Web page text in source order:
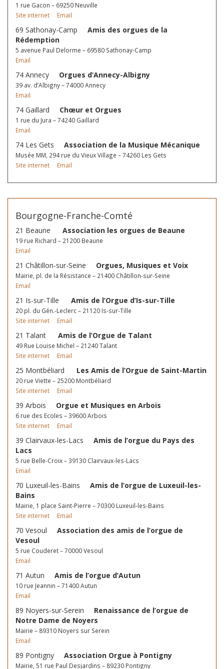
1 rue Gacon – 69250 Neuville
Site internet
Email
69 Sathonay-Camp Amis des orgues de la
Rédemption
5 avenue Paul Delorme – 69580 Sathonay-Camp
Email
74 Annecy Orgues d’Annecy-Albigny
39 av. d’Albigny – 74000 Annecy
Email
74 Gaillard Chœur et Orgues
1 rue du Jura – 74240 Gaillard
Email
74 Les Gets Association de la Musique Mécanique
Musée MM, 294 rue du Vieux Village – 74260 Les Gets
Site internet
Email
Bourgogne-Franche-Comté
21 Beaune Association les orgues de Beaune
19 rue Richard – 21200 Beaune
Email
21 Châtillon-sur-Seine Orgues, Musiques et Voix
Mairie, pl. de la Résistance – 21400 Châtillon-sur-Seine
Email
21 Is-sur-Tille Amis de l’Orgue d’Is-sur-Tille
20 pl. du Gén.-Leclerc – 21120 Is-sur-Tille
Site internet
Email
21 Talant Amis de l’Orgue de Talant
49 Rue Louise Michel – 21240 Talant
Site internet
Email
25 Montbéliard Les Amis de l’Orgue de Saint-Martin
20 rue Viette – 25200 Montbéliard
Site internet
Email
39 Arbois Orgue et Musiques en Arbois
6 rue des Ecoles – 39600 Arbois
Site internet
Email
39 Clairvaux-les-Lacs Amis de l’orgue du Pays des
Lacs
5 rue Belle-Croix – 39130 Clairvaux-les-Lacs
Email
70 Luxeuil-les-Bains Amis de l’orgue de Luxeuil-les-
Bains
Mairie, 1 place Saint-Pierre – 70300 Luxeuil-les-Bains
Site internet
Email
70 Vesoul Association des amis de l’orgue de
Vesoul
5 rue Couderet – 70000 Vesoul
Email
71 Autun Amis de l’orgue d’Autun
10 rue Jeannin – 71400 Autun
Email
89 Noyers-sur-Serein Renaissance de l’orgue de
Notre Dame de Noyers
Mairie – 89310 Noyers sur Serein
Email
89 Pontigny Association Orgue à Pontigny
Mairie, 51 rue Paul Desjardins – 89230 Pontigny